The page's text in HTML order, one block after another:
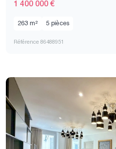
1 400 000 €
263 m² 5 pièces
Référence 86488951